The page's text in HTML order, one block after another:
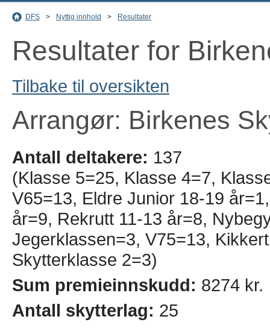
DFS > Nyttig innhold > Resultater
Resultater for
Tilbake til oversikten
Arrangør: Birkenes
Antall deltakere: 137
(Klasse 5=25, Klasse 4=7,
V65=13, Eldre Junior 18-19
år=9, Rekrutt 11-13 år=8,
Jegerklassen=3, V75=13,
Skytterklasse 2=3)
Sum premieinnskudd: 8274 kr.
Antall skytterlag: 25